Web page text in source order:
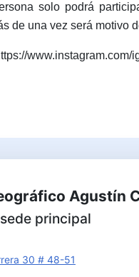
solo podrá
de una vez será motivo
Agustín
principal
30 # 48-51